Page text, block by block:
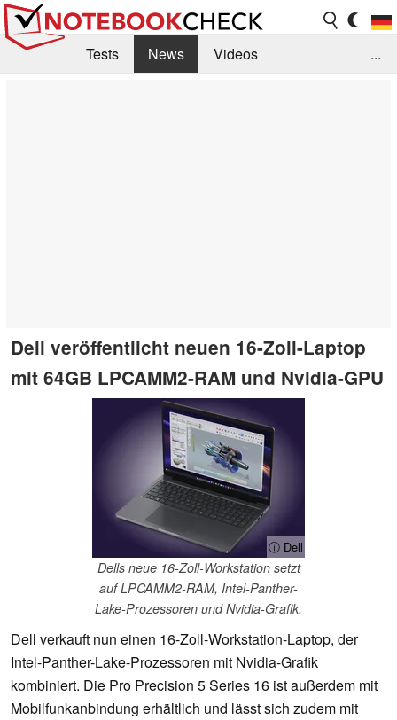
Tests News
Videos
...
Dell veröffentlicht neuen 16-Zoll-Laptop
mit 64GB LPCAMM2-RAM und Nvidia-GPU
ⓘ Dell
Dells neue 16-Zoll-Workstation setzt
auf LPCAMM2-RAM, Intel-Panther-
Lake-Prozessoren und Nvidia-Grafik.
Dell verkauft nun einen 16-Zoll-Workstation-Laptop, der
Intel-Panther-Lake-Prozessoren mit Nvidia-Grafik
kombiniert. Die Pro Precision 5 Series 16 ist außerdem mit
Mobilfunkanbindung erhältlich und lässt sich zudem mit